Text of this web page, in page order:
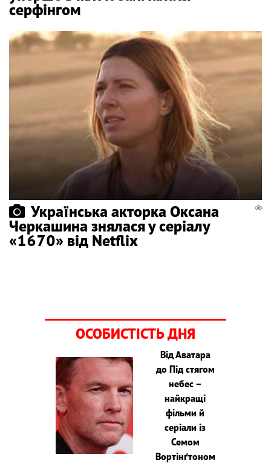
серфінгом
Українська акторка Оксана
Черкашина знялася у серіалу
«1670» від Netflix
ОСОБИСТІСТЬ ДНЯ
Від Аватара
до Під стягом
небес –
найкращі
фільми й
серіали із
Семом
Вортінґтоном